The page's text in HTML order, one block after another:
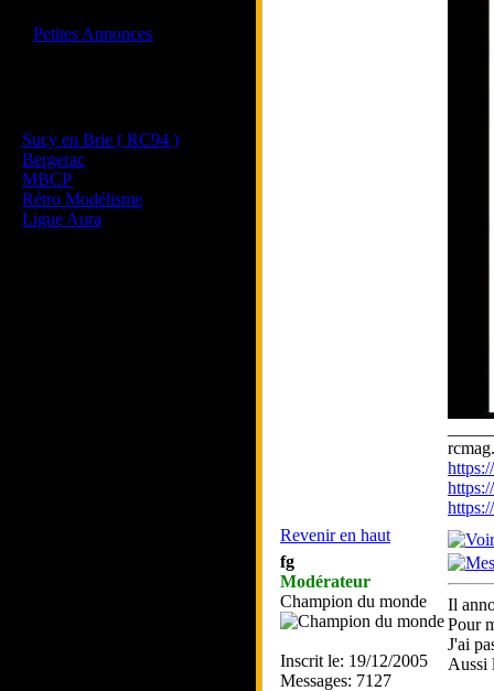
Petites Annonces
Sucy en Brie ( RC94 )
Bergerac
MBCP
Rétro Modélisme
Ligue Aura
Revenir en haut
fg
Modérateur
Champion du monde
Inscrit le: 19/12/2005
Messages: 7127
Il
Pour
J'ai
Aussi